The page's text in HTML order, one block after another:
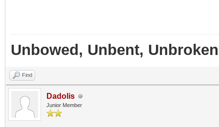
Unbowed, Unbent, Unbroken
Find
Dadolis
Junior Member